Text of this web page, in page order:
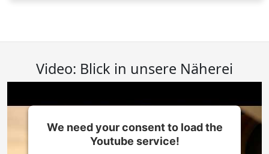
Video: Blick in unsere Näherei
We need your consent to load the
Youtube service!